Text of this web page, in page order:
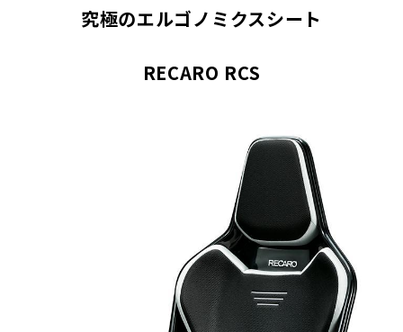
究極のエルゴノミクスシート
RECARO RCS